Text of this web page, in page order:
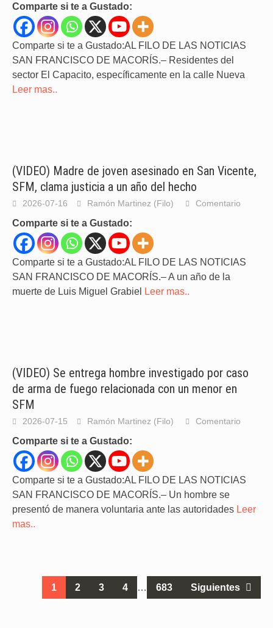
Comparte si te a Gustado:
Comparte si te a Gustado:AL FILO DE LAS NOTICIAS
SAN FRANCISCO DE MACORÍS.– Residentes del
sector El Capacito, específicamente en la calle Nueva
Leer mas..
(VIDEO) Madre de joven asesinado en San Vicente,
SFM, clama justicia a un año del hecho
2026-07-16 Ramón Martinez (Filo) Comentario
Comparte si te a Gustado:
Comparte si te a Gustado:AL FILO DE LAS NOTICIAS
SAN FRANCISCO DE MACORÍS.– A un año de la
muerte de Luis Miguel Grabiel
Leer mas..
(VIDEO) Se entrega hombre investigado por caso
de arma de fuego relacionada con un menor en
SFM
2026-07-15 Ramón Martinez (Filo) Comentario
Comparte si te a Gustado:
Comparte si te a Gustado:AL FILO DE LAS NOTICIAS
SAN FRANCISCO DE MACORÍS.– Un hombre se
presentó de manera voluntaria ante las autoridades Leer
mas..
1 2 3 4 … 683 Siguientes